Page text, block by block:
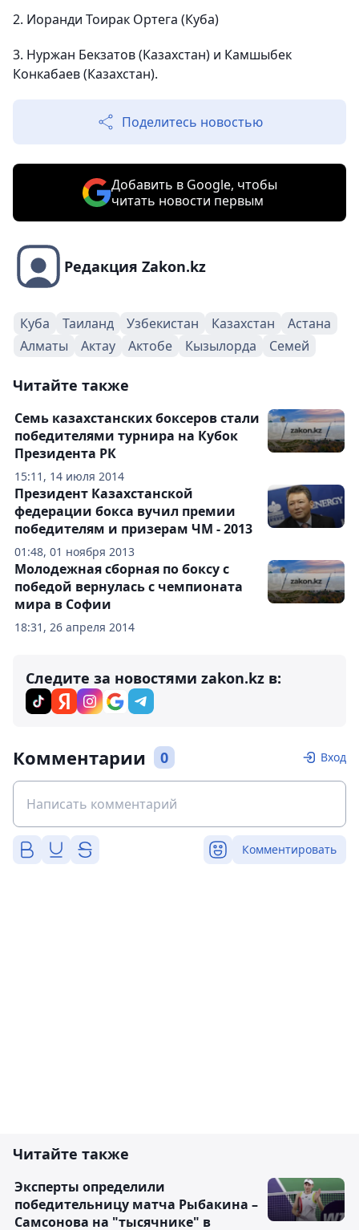
2. Иоранди Тоирак Ортега (Куба)
3. Нуржан Бекзатов (Казахстан) и Камшыбек
Конкабаев (Казахстан).
Поделитесь новостью
Добавить в Google, чтобы
читать новости первым
Редакция Zakon.kz
Куба Таиланд Узбекистан Казахстан
Астана
Алматы
Актау Актобе Кызылорда Семей
Читайте также
15:11, 14 июля 2014
Семь казахстанских боксеров стали
победителями турнира на Кубок
Президента РК
01:48, 01 ноября 2013
Президент Казахстанской
федерации бокса вучил премии
победителям и призерам ЧМ - 2013
18:31, 26 апреля 2014
Молодежная сборная по боксу с
победой вернулась с чемпионата
мира в Софии
Следите за новостями zakon.kz в:
Комментарии 0 Вход
Комментировать
Читайте также
Эксперты определили
победительницу матча Рыбакина –
Самсонова на "тысячнике" в